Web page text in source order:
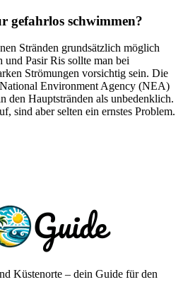
gefahrlos schwimmen?
Stränden grundsätzlich möglich
Pasir Ris sollte man bei
Strömungen vorsichtig sein. Die
Environment Agency (NEA)
den Hauptstränden als unbedenklich.
sind aber selten ein ernstes Problem.
Küstenorte – dein Guide für den